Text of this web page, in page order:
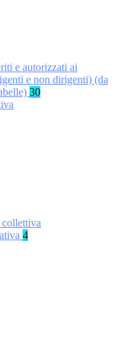
e autorizzati ai
e non dirigenti) (da
30
4